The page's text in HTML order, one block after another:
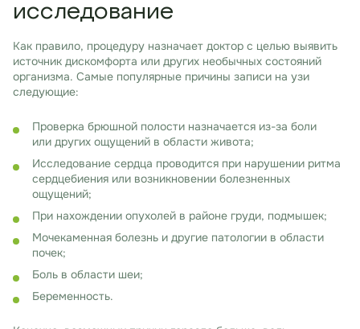
исследование
Как правило, процедуру назначает доктор с целью выявить
источник дискомфорта или других необычных состояний
организма. Самые популярные причины записи на узи
следующие:
Проверка брюшной полости назначается из-за боли
или других ощущений в области живота;
Исследование сердца проводится при нарушении ритма
сердцебиения или возникновении болезненных
ощущений;
При нахождении опухолей в районе груди, подмышек;
Мочекаменная болезнь и другие патологии в области
почек;
Боль в области шеи;
Беременность.